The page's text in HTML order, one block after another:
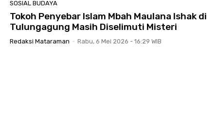
SOSIAL BUDAYA
Tokoh Penyebar Islam Mbah Maulana Ishak di
Tulungagung Masih Diselimuti Misteri
Redaksi Mataraman - Rabu, 6 Mei 2026 - 16:29 WIB